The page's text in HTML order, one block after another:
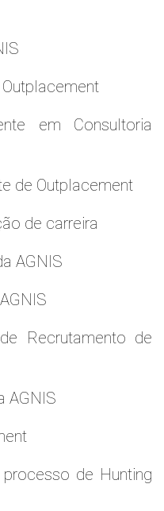
em Consultoria
de Outplacement
de carreira
AGNIS
Recrutamento de
AGNIS
de Hunting